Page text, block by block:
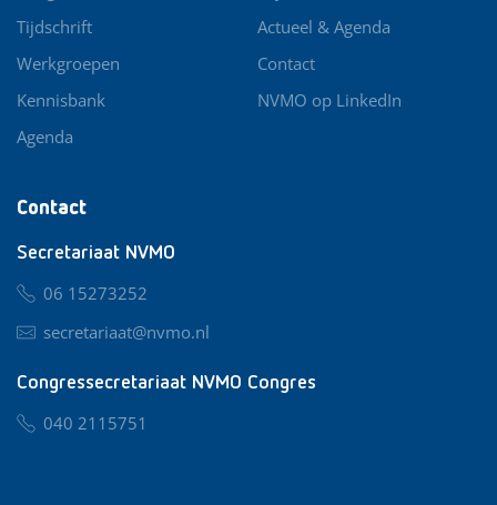
Contact
Secretariaat NVMO
06 15273252
secretariaat@nvmo.nl
Congressecretariaat NVMO Congres
040 2115751
Tijdschrift
Werkgroepen
Kennisbank
Agenda
Actueel & Agenda
Contact
NVMO op LinkedIn